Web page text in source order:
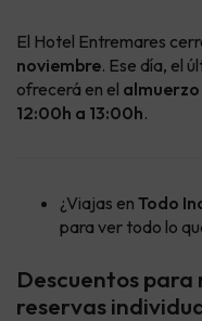
El Hotel Entremares
noviembre. Ese día, el
ofrecerá en el almuerzo
12:00h a 13:00h.
¿Viajas en Todo
para ver todo lo
Descuentos para
reservas